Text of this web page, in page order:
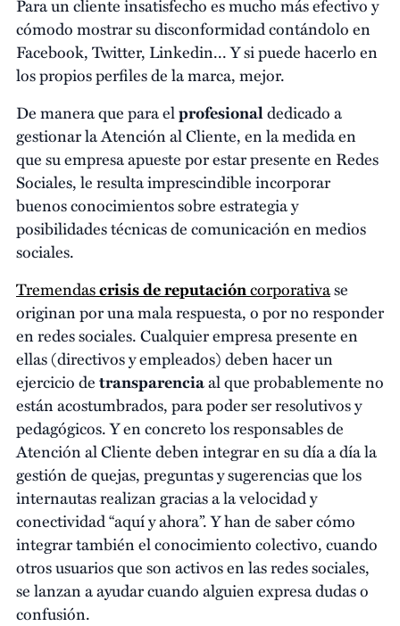
Para un cliente insatisfecho es mucho más efectivo y
cómodo mostrar su disconformidad contándolo en
Facebook, Twitter, Linkedin... Y si puede hacerlo en
los propios perfiles de la marca, mejor.
De manera que para elprofesionaldedicado a
gestionar la Atención al Cliente, en la medida en
que su empresa apueste por estar presente en Redes
Sociales, le resulta imprescindible incorporar
buenos conocimientos sobre estrategia y
posibilidades técnicas de comunicación en medios
sociales.
Tremendascrisis de reputacióncorporativase
originan por una mala respuesta, o por no responder
en redes sociales. Cualquier empresa presente en
ellas (directivos y empleados) deben hacer un
ejercicio detransparenciaal que probablemente no
están acostumbrados, para poder ser resolutivos y
pedagógicos. Y en concreto los responsables de
Atención al Cliente deben integrar en su día a día la
gestión de quejas, preguntas y sugerencias que los
internautas realizan gracias a la velocidad y
conectividad “aquí y ahora”. Y han de saber cómo
integrar también el conocimiento colectivo, cuando
otros usuarios que son activos en las redes sociales,
se lanzan a ayudar cuando alguien expresa dudas o
confusión.